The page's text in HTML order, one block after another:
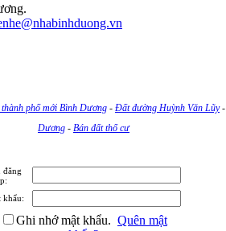
phố mới Bình Dương - Đất đường Huỳnh Văn Lũy-
Dương - Bán đất thổ cư
đăng
khẩu:
Ghi nhớ mật khẩu. Quên mật